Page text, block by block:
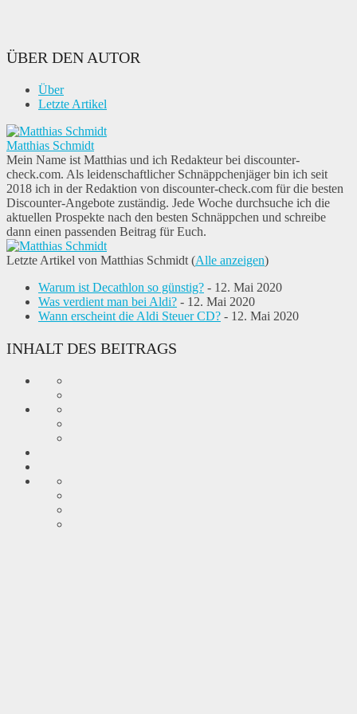
ÜBER DEN AUTOR
Über
Letzte Artikel
Matthias Schmidt
Mein Name ist Matthias und ich Redakteur bei discounter-
check.com. Als leidenschaftlicher Schnäppchenjäger bin ich seit
2018 ich in der Redaktion von discounter-check.com für die besten
Discounter-Angebote zuständig. Jede Woche durchsuche ich die
aktuellen Prospekte nach den besten Schnäppchen und schreibe
dann einen passenden Beitrag für Euch.
Letzte Artikel von Matthias Schmidt (Alle anzeigen)
Warum ist Decathlon so günstig? - 12. Mai 2020
Was verdient man bei Aldi? - 12. Mai 2020
Wann erscheint die Aldi Steuer CD? - 12. Mai 2020
INHALT DES BEITRAGS